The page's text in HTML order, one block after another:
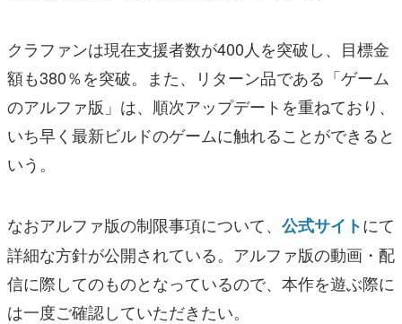
クラファンは現在支援者数が400人を突破し、目標金
額も380％を突破。また、リターン品である「ゲーム
のアルファ版」は、順次アップデートを重ねており、
いち早く最新ビルドのゲームに触れることができると
いう。
なおアルファ版の制限事項について、 公式サイトにて
詳細な方針が公開されている。アルファ版の動画・配
信に際してのものとなっているので、本作を遊ぶ際に
は一度ご確認していただきたい。